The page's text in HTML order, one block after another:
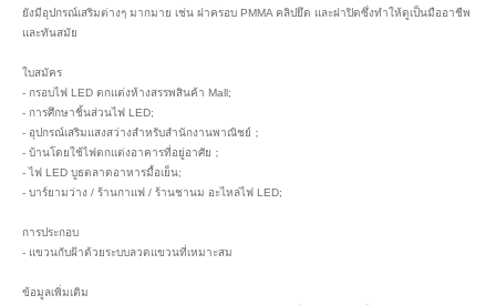
ยังมีอุปกรณ์เสริมต่างๆ มากมาย เช่น ฝาครอบ PMMA คลิปยึด และฝาปิดซึ่งทำให้ดูเป็นมืออาชีพ
และทันสมัย
ใบสมัคร
- กรอบไฟ LED ตกแต่งห้างสรรพสินค้า Mall;
- การศึกษาชิ้นส่วนไฟ LED;
- อุปกรณ์เสริมแสงสว่างสำหรับสำนักงานพาณิชย์；
- บ้านโดยใช้ไฟตกแต่งอาคารที่อยู่อาศัย；
- ไฟ LED บูธตลาดอาหารมื้อเย็น;
- บาร์ยามว่าง / ร้านกาแฟ / ร้านชานม อะไหล่ไฟ LED;
การประกอบ
- แขวนกับฝ้าด้วยระบบลวดแขวนที่เหมาะสม
ข้อมูลเพิ่มเติม